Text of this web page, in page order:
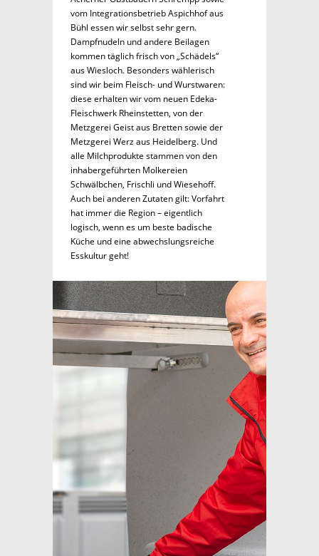
vom Integrationsbetrieb Aspichhof aus
Bühl essen wir selbst sehr gern.
Dampfnudeln und andere Beilagen
kommen täglich frisch von „Schädels“
aus Wiesloch. Besonders wählerisch
sind wir beim Fleisch- und Wurstwaren:
diese erhalten wir vom neuen Edeka-
Fleischwerk Rheinstetten, von der
Metzgerei Geist aus Bretten sowie der
Metzgerei Werz aus Heidelberg. Und
alle Milchprodukte stammen von den
inhabergeführten Molkereien
Schwälbchen, Frischli und Wiesehoff.
Auch bei anderen Zutaten gilt: Vorfahrt
hat immer die Region – eigentlich
logisch, wenn es um beste badische
Küche und eine abwechslungsreiche
Esskultur geht!